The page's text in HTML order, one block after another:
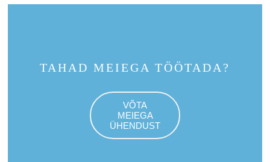
TAHAD MEIEGA TÖÖTADA?
VÕTA
MEIEGA
ÜHENDUST